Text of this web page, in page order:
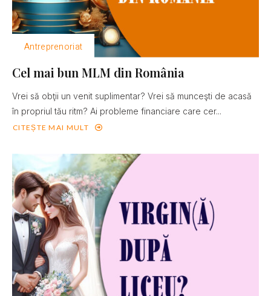
Antreprenoriat
Cel mai bun MLM din România
Vrei să obţii un venit suplimentar? Vrei să munceşti de acasă
în propriul tău ritm? Ai probleme financiare care cer...
CITEȘTE MAI MULT